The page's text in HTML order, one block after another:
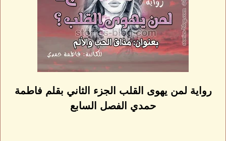
رواية لمن يهوى القلب الجزء الثاني بقلم فاطمة
حمدي الفصل السابع